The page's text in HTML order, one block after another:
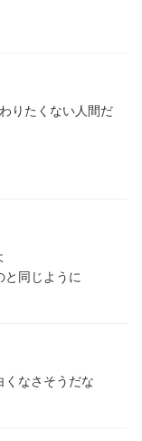
りたくない人間だ
と同じように
くなさそうだな